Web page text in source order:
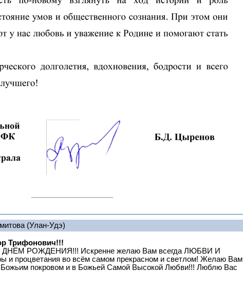
(Улан-Удэ)
Трифонович!!!
ДНЁМ РОЖДЕНИЯ!!! Искренне желаю Вам всегда ЛЮБВИ И
процветания во всём самом прекрасном и светлом! Желаю Вам
Божьим покровом и в Божьей Самой Высокой Любви!!! Люблю Вас